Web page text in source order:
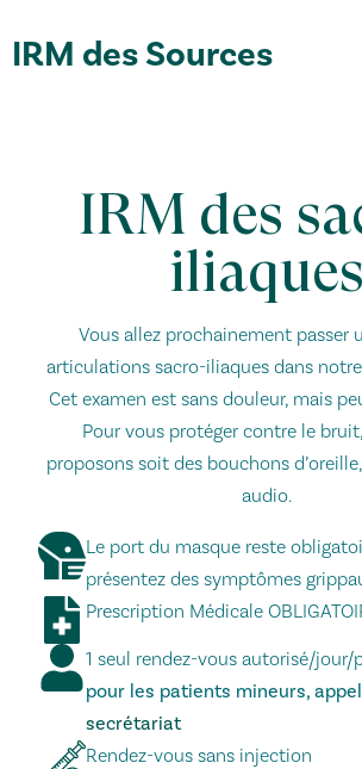
IRM des Sources
IRM des
iliaques
Vous allez prochainement passer
articulations sacro-iliaques dans
Cet examen est sans douleur, mais
Pour vous protéger contre le
proposons soit des bouchons
audio.
Le port du masque reste
présentez des symptômes
Prescription Médicale
1 seul rendez-vous autorisé/jour/
pour les patients mineurs,
secrétariat
Rendez-vous sans injection